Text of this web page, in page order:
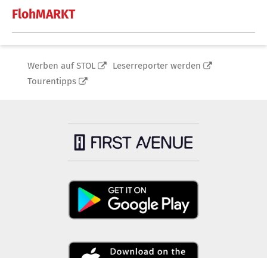
FlohMARKT
Werben auf STOL
Leserreporter werden
Tourentipps